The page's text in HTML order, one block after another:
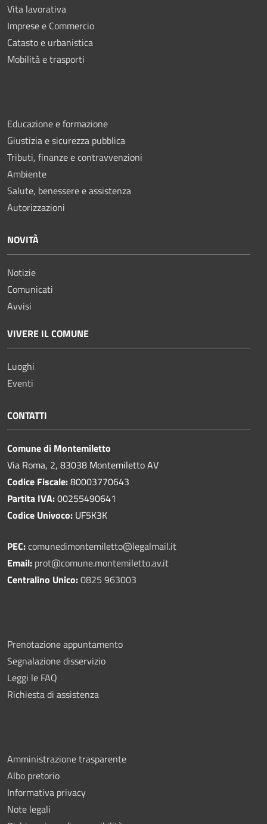
Vita lavorativa
Imprese e Commercio
Catasto e urbanistica
Mobilità e trasporti
Educazione e formazione
Giustizia e sicurezza pubblica
Tributi, finanze e contravvenzioni
Ambiente
Salute, benessere e assistenza
Autorizzazioni
NOVITÀ
Notizie
Comunicati
Avvisi
VIVERE IL COMUNE
Luoghi
Eventi
CONTATTI
Comune di Montemiletto
Via Roma, 2, 83038 Montemiletto AV
Codice Fiscale:80003770643
Partita IVA:00255490641
Codice Univoco: UF5K3K
PEC:comunedimontemiletto@legalmail.it
Email: prot@comune.montemiletto.av.it
Centralino Unico:0825 963003
Prenotazione appuntamento
Segnalazione disservizio
Leggi le FAQ
Richiesta di assistenza
Amministrazione trasparente
Albo pretorio
Informativa privacy
Note legali